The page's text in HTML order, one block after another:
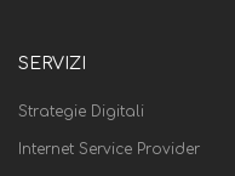
SERVIZI
Strategie Digitali
Internet Service Provider